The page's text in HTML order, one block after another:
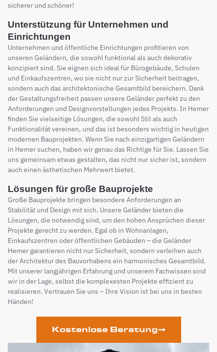
sicherer und schöner!
Unterstützung für Unternehmen und
Einrichtungen
Unternehmen und öffentliche Einrichtungen profitieren von
unseren Geländern, die sowohl funktional als auch dekorativ
konzipiert sind. Sie eignen sich ideal für Bürogebäude, Schulen
und Einkaufszentren, wo sie nicht nur zur Sicherheit beitragen,
sondern auch das architektonische Gesamtbild bereichern. Dank
der Gestaltungsfreiheit passen unsere Geländer perfekt zu den
Anforderungen und Designvorstellungen jedes Projekts. In Hemer
finden Sie vielseitige Lösungen, die sowohl Stil als auch
Funktionalität vereinen, und das ist besonders wichtig in heutigen
modernen Bauprojekten. Wenn Sie nach einzigartigen Geländern
in Hemer suchen, haben wir genau das Richtige für Sie. Lassen Sie
uns gemeinsam etwas gestalten, das nicht nur sicher ist, sondern
auch einen ästhetischen Mehrwert bietet.
Lösungen für große Bauprojekte
Große Bauprojekte bringen besondere Anforderungen an
Stabilität und Design mit sich. Unsere Geländer bieten die
Lösungen, die notwendig sind, um den hohen Ansprüchen dieser
Projekte gerecht zu werden. Egal ob in Wohnanlagen,
Einkaufszentren oder öffentlichen Gebäuden – die Geländer
Hemer garantieren nicht nur Sicherheit, sondern verleihen auch
der Architektur des Bauvorhabens ein harmonisches Gesamtbild.
Mit unserer langjährigen Erfahrung und unserem Fachwissen sind
wir in der Lage, selbst die komplexesten Projekte effizient zu
realisieren. Vertrauen Sie uns – Ihre Vision ist bei uns in besten
Händen!
Kostenlose Beratung